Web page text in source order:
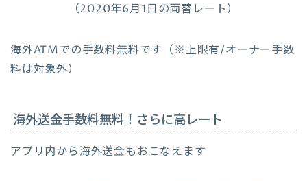
（2020年6月1日の両替レート）
海外ATMでの手数料無料です（※上限有/オーナー手数
料は対象外）
海外送金手数料無料！さらに高レート
アプリ内から海外送金もおこなえます